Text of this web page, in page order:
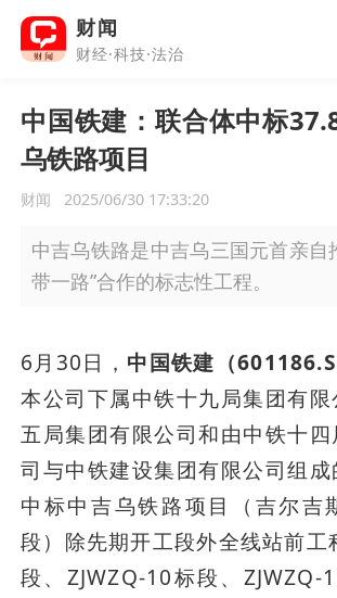
财闻
财经·科技·法治
中国铁建：联合体中标
乌铁路项目
财闻 2025/06/30 17:33:20
中吉乌铁路是中吉乌三国元首亲自
带一路”合作的标志性工程。
6月30日， 中国铁建（
本公司下属中铁十九局集团有
五局集团有限公司和由中铁十
司与中铁建设集团有限公司组
中标中吉乌铁路项目（吉尔吉
段）除先期开工段外全线站前工
段、ZJWZQ-10标段、ZJWZQ-